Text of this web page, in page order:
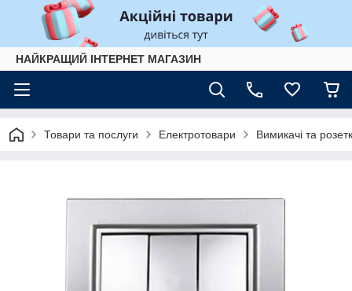
НАЙКРАЩИЙ ІНТЕРНЕТ МАГАЗИН
Товари та послуги Електротовари Вимикачі та